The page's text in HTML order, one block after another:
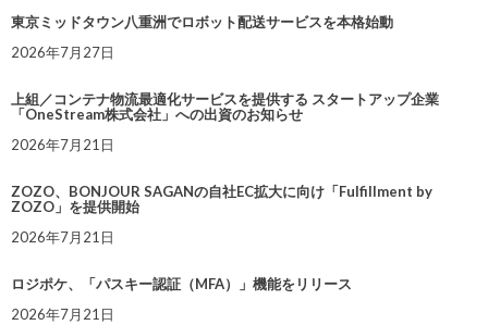
東京ミッドタウン八重洲でロボット配送サービスを本格始動
2026年7月27日
上組／コンテナ物流最適化サービスを提供する スタートアップ企業
「OneStream株式会社」への出資のお知らせ
2026年7月21日
ZOZO、BONJOUR SAGANの自社EC拡大に向け「Fulfillment by
ZOZO」を提供開始
2026年7月21日
ロジポケ、「パスキー認証（MFA）」機能をリリース
2026年7月21日